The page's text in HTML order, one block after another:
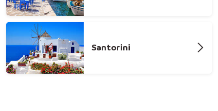
Santorini